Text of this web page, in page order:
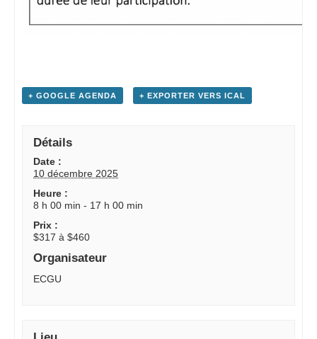
+ GOOGLE AGENDA + EXPORTER VERS ICAL
Détails
Date :
10 décembre 2025
Heure :
8 h 00 min - 17 h 00 min
Prix :
$317 à $460
Organisateur
ECGU